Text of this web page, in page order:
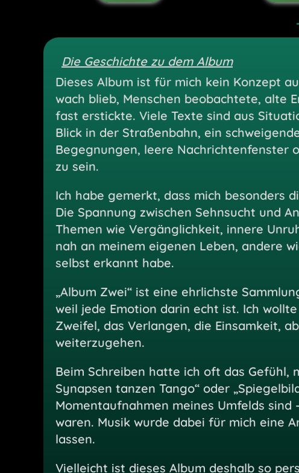
Die Geschichte zu dem Album
Dieses Album ist für mich kein Konzept
wach blieb, Menschen beobachtete, alte
fast erstickte. Viele Texte sind aus
Blick in der Straßenbahn, ein
Begegnungen, leere Nachrichtenfenster
zu sein.
Ich habe gemerkt, dass mich besonders
Die Spannung zwischen Sehnsucht und
Themen wie Vergänglichkeit, innere
nah an meinem eigenen Leben, andere
selbst erkannt habe.
„Album Zwei“ ist eine ehrlichste
weil jede Emotion darin echt ist. Ich
Zweifel, das Verlangen, die Einsamkeit,
weiterzugehen.
Beim Schreiben hatte ich oft das Gefühl,
Synapsen tanzen Tango“ oder
Momentaufnahmen meines Umfelds
waren. Musik wurde dabei für mich eine
lassen.
Vielleicht ist dieses Album deshalb so